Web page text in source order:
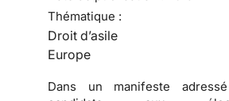
Thématique :
Droit d’asile
Europe
Dans un manifeste